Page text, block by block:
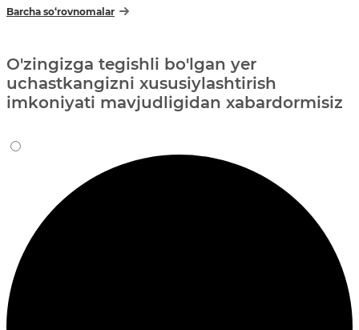
Barcha so‘rovnomalar
O'zingizga tegishli bo'lgan yer
uchastkangizni xususiylashtirish
imkoniyati mavjudligidan xabardormisiz